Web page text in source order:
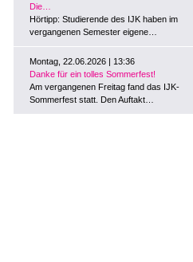
Die…
Hörtipp: Studierende des IJK haben im
vergangenen Semester eigene…
Montag, 22.06.2026 | 13:36
Danke für ein tolles Sommerfest!
Am vergangenen Freitag fand das IJK-
Sommerfest statt. Den Auftakt…